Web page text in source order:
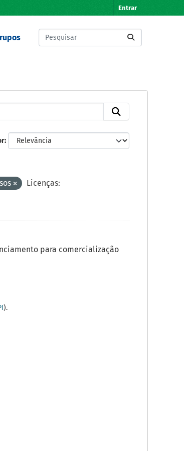
Entrar
Licenças:
para comercialização
).